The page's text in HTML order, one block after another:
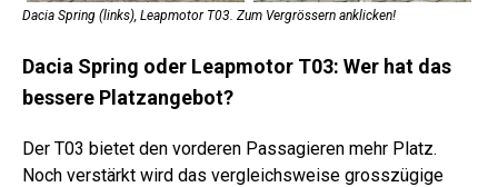
Dacia Spring (links), Leapmotor T03. Zum Vergrössern anklicken!
Dacia Spring oder Leapmotor T03: Wer hat das
bessere Platzangebot?
Der T03 bietet den vorderen Passagieren mehr Platz.
Noch verstärkt wird das vergleichsweise grosszügige